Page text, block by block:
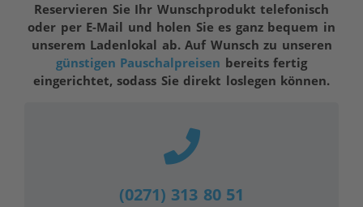
Reservieren Sie Ihr Wunschprodukt telefonisch
oder per E-Mail und holen Sie es ganz bequem in
unserem Ladenlokal ab. Auf Wunsch zu unseren
günstigen Pauschalpreisen bereits fertig
eingerichtet, sodass Sie direkt loslegen können.
(0271) 313 80 51